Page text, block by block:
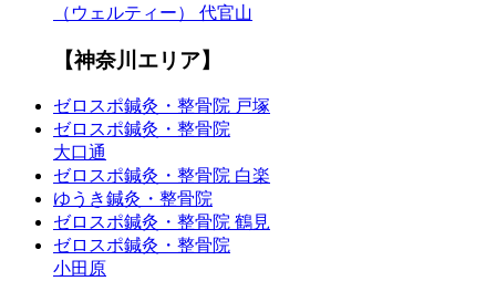
（ウェルティー） 代官山
【神奈川エリア】
ゼロスポ鍼灸・整骨院 戸塚
ゼロスポ鍼灸・整骨院
大口通
ゼロスポ鍼灸・整骨院 白楽
ゆうき鍼灸・整骨院
ゼロスポ鍼灸・整骨院 鶴見
ゼロスポ鍼灸・整骨院
小田原